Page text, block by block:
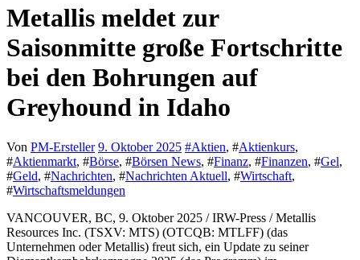
Metallis meldet zur
Saisonmitte große Fortschritte
bei den Bohrungen auf
Greyhound in Idaho
Von PM-Ersteller 9. Oktober 2025 #Aktien, #Aktienkurs,
#Aktienmarkt, #Börse, #Börsen News, #Finanz, #Finanzen, #Gel,
#Geld, #Nachrichten, #Nachrichten Aktuell, #Wirtschaft,
#Wirtschaftsmeldungen
VANCOUVER, BC, 9. Oktober 2025 / IRW-Press / Metallis
Resources Inc. (TSXV: MTS) (OTCQB: MTLFF) (das
Unternehmen oder Metallis) freut sich, ein Update zu seiner